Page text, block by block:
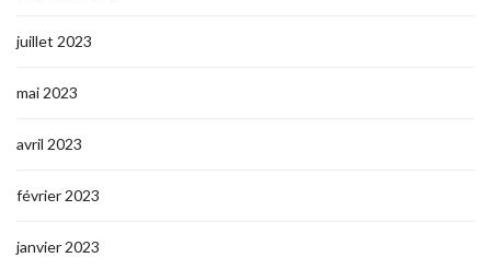
juillet 2023
mai 2023
avril 2023
février 2023
janvier 2023